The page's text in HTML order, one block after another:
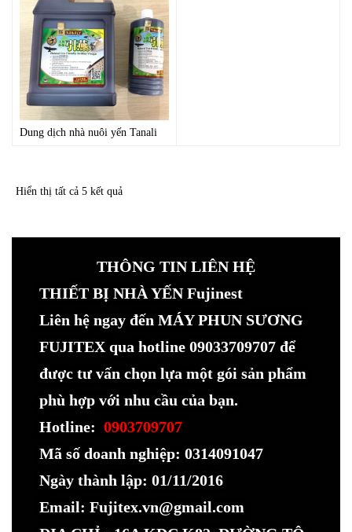
Dung dịch nhà nuôi yến Tanali
Hiển thị tất cả 5 kết quả
THÔNG TIN LIÊN HỆ
THIẾT BỊ NHÀ YẾN Fujinest
Liên hệ ngay đến MÁY PHUN SƯƠNG
FUJITEX qua hotline 09033709707 để
được tư vấn chọn lựa một gói sản phẩm
phù hợp với nhu cầu của bạn.
Hotline: 0903709707
Mã số doanh nghiệp: 0314091047
Ngày thành lập: 01/11/2016
Email: Fujitex.vn@gmail.com